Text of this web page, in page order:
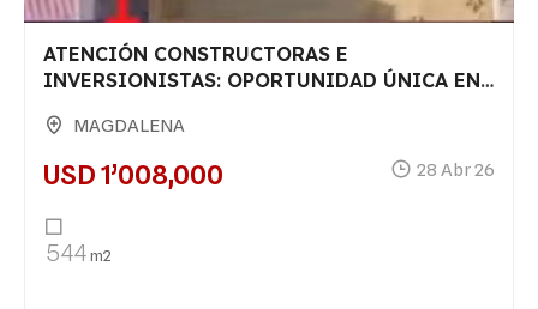
ATENCIÓN CONSTRUCTORAS E
INVERSIONISTAS: OPORTUNIDAD ÚNICA EN
MAGDALENA
USD 1’008,000 28 Abr 26
544m2